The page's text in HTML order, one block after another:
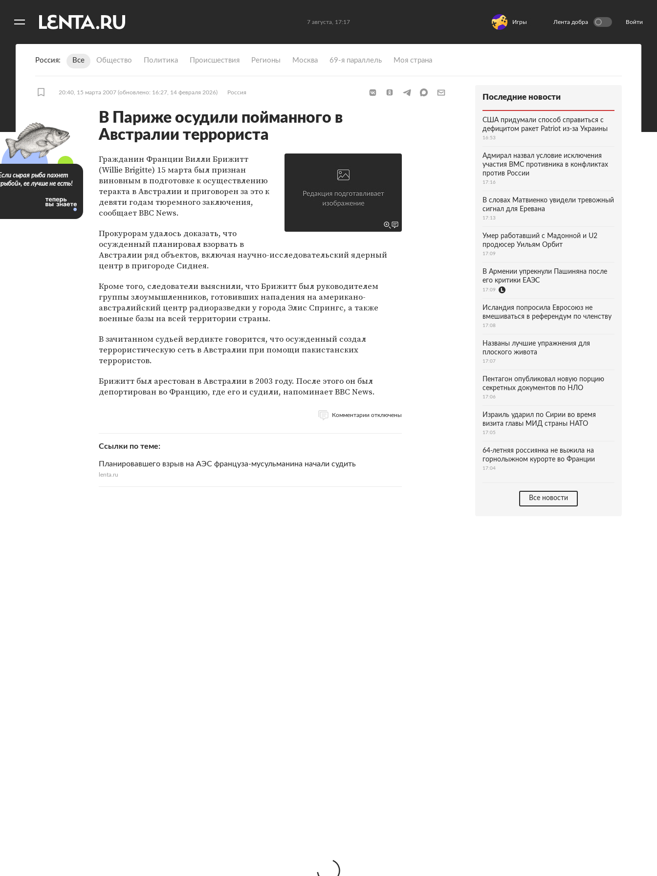
7 августа, 17:17 Игры Лента добра Войти
Россия Все Общество Политика Происшествия Регионы Москва 69-я параллель Моя страна
20:40, 15 марта 2007 (обновлено: 16:27, 14 февраля 2026) Россия
В Париже осудили пойманного в
Австралии террориста
Гражданин Франции Вилли Брижитт
(Willie Brigitte) 15 марта был признан
виновным в подготовке к осуществлению
теракта в Австралии и приговорен за это к
девяти годам тюремного заключения,
сообщает BBC News.
Прокурорам удалось доказать, что
осужденный планировал взорвать в
Австралии ряд объектов, включая научно-исследовательский ядерный
центр в пригороде Сиднея.
Кроме того, следователи выяснили, что Брижитт был руководителем
группы злоумышленников, готовивших нападения на американо-
австралийский центр радиоразведки у города Элис Спрингс, а также
военные базы на всей территории страны.
В зачитанном судьей вердикте говорится, что осужденный создал
террористическую сеть в Австралии при помощи пакистанских
террористов.
Брижитт был арестован в Австралии в 2003 году. После этого он был
депортирован во Францию, где его и судили, напоминает BBC News.
Комментарии отключены
Ссылки по теме
Планировавшего взрыв на АЭС француза-мусульманина начали судить
lenta.ru
сырая рыба пахнет
ее лучше не есть!
Последние новости
США придумали способ справиться с
дефицитом ракет Patriot из-за Украины
16:53
Адмирал назвал условие исключения
участия ВМС противника в конфликтах
против России
17:16
В словах Матвиенко увидели тревожный
сигнал для Еревана
17:13
Умер работавший с Мадонной и U2
продюсер Уильям Орбит
17:09
В Армении упрекнули Пашиняна после
его критики ЕАЭС
17:09
Исландия попросила Евросоюз не
вмешиваться в референдум по членству
17:08
Названы лучшие упражнения для
плоского живота
17:07
Пентагон опубликовал новую порцию
секретных документов по НЛО
17:06
Израиль ударил по Сирии во время
визита главы МИД страны НАТО
17:05
64-летняя россиянка не выжила на
горнолыжном курорте во Франции
17:04
Все новости